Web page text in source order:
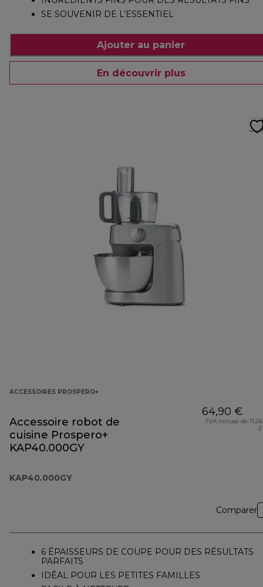
SE SOUVENIR DE L’ESSENTIEL
Ajouter au panier
En découvrir plus
ACCESSOIRES PROSPERO+
Accessoire robot de
cuisine Prospero+
KAP40.000GY
KAP40.000GY
64,90 €
TVA incluse de
Comparer
6 ÉPAISSEURS DE COUPE POUR DES RÉSULTATS
PARFAITS
IDÉAL POUR LES PETITES FAMILLES